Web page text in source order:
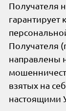
Получателя
Получателя
направлены
взятых на
настоящими